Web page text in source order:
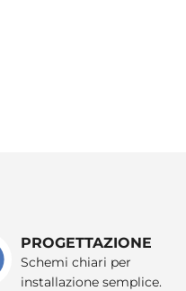
PROGETTAZIONE
Schemi chiari per
installazione semplice.